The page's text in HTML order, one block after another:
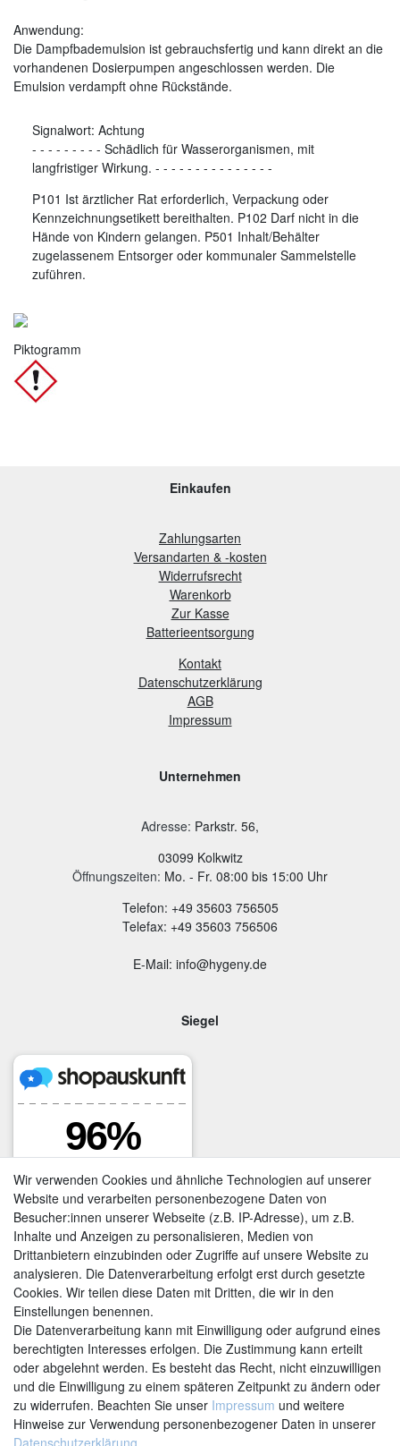
Anwendung:
Die Dampfbademulsion ist gebrauchsfertig und kann direkt an die
vorhandenen Dosierpumpen angeschlossen werden. Die
Emulsion verdampft ohne Rückstände.
Signalwort: Achtung
- - - - - - - - - Schädlich für Wasserorganismen, mit
langfristiger Wirkung. - - - - - - - - - - - - - - -
P101 Ist ärztlicher Rat erforderlich, Verpackung oder
Kennzeichnungsetikett bereithalten. P102 Darf nicht in die
Hände von Kindern gelangen. P501 Inhalt/Behälter
zugelassenem Entsorger oder kommunaler Sammelstelle
zuführen.
Piktogramm
Einkaufen
Zahlungsarten
Versandarten & -kosten
Widerrufsrecht
Warenkorb
Zur Kasse
Batterieentsorgung
Kontakt
Datenschutzerklärung
AGB
Impressum
Unternehmen
Adresse: Parkstr. 56,
03099 Kolkwitz
Öffnungszeiten: Mo. - Fr. 08:00 bis 15:00 Uhr
Telefon: +49 35603 756505
Telefax: +49 35603 756506
E-Mail: info@hygeny.de
Siegel
Vertrag widerrufen
Wir verwenden Cookies und ähnliche Technologien auf unserer
Website und verarbeiten personenbezogene Daten von
Besucher:innen unserer Webseite (z.B. IP-Adresse), um z.B.
Inhalte und Anzeigen zu personalisieren, Medien von
Drittanbietern einzubinden oder Zugriffe auf unsere Website zu
analysieren. Die Datenverarbeitung erfolgt erst durch gesetzte
Cookies. Wir teilen diese Daten mit Dritten, die wir in den
Einstellungen benennen.
Die Datenverarbeitung kann mit Einwilligung oder aufgrund eines
berechtigten Interesses erfolgen. Die Zustimmung kann erteilt
oder abgelehnt werden. Es besteht das Recht, nicht einzuwilligen
und die Einwilligung zu einem späteren Zeitpunkt zu ändern oder
zu widerrufen. Beachten Sie unser Impressum und weitere
Hinweise zur Verwendung personenbezogener Daten in unserer
Daten­schutz­erklärung